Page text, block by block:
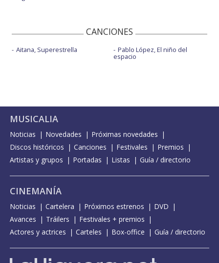
CANCIONES
Aitana, Superestrella Pablo López, El niño del
espacio
MUSICALIA
Noticias Novedades
Próximas novedades
Discos históricos
Canciones Festivales
Premios
Artistas y grupos
Portadas Listas Guía / directorio
CINEMANÍA
Noticias Cartelera Próximos estrenos
DVD
Avances
Tráilers
Festivales + premios
Actores y actrices
Carteles Box-office Guía / directorio